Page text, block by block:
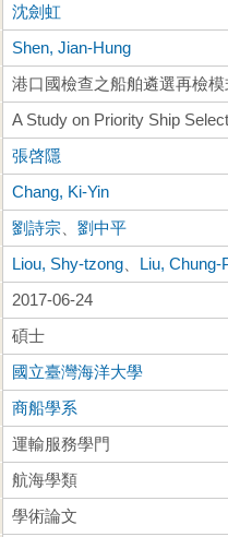
沈劍虹
Shen, Jian-Hung
港口國檢查之船舶遴選再檢
A Study on Priority Ship
張啓隱
Chang, Ki-Yin
劉詩宗 、劉中平
Liou, Shy-tzong
Liu, Chung-
2017-06-24
碩士
國立臺灣海洋大學
商船學系
運輸服務學門
航海學類
學術論文